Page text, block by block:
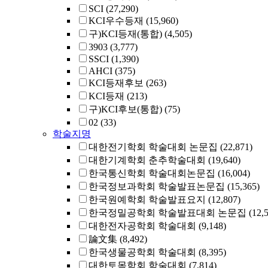
SCI (27,290)
KCI우수등재 (15,960)
구)KCI등재(통합) (4,505)
3903 (3,777)
SSCI (1,390)
AHCI (375)
KCI등재후보 (263)
KCI등재 (213)
구)KCI후보(통합) (75)
02 (33)
학술지명
대한전기학회 학술대회 논문집 (22,871)
대한기계학회 춘추학술대회 (19,640)
한국통신학회 학술대회논문집 (16,004)
한국정보과학회 학술발표논문집 (15,365)
한국원예학회 학술발표요지 (12,807)
한국정밀공학회 학술발표대회 논문집
대한전자공학회 학술대회 (9,148)
論文集 (8,492)
한국생물공학회 학술대회 (8,395)
대한토목학회 학술대회 (7,814)